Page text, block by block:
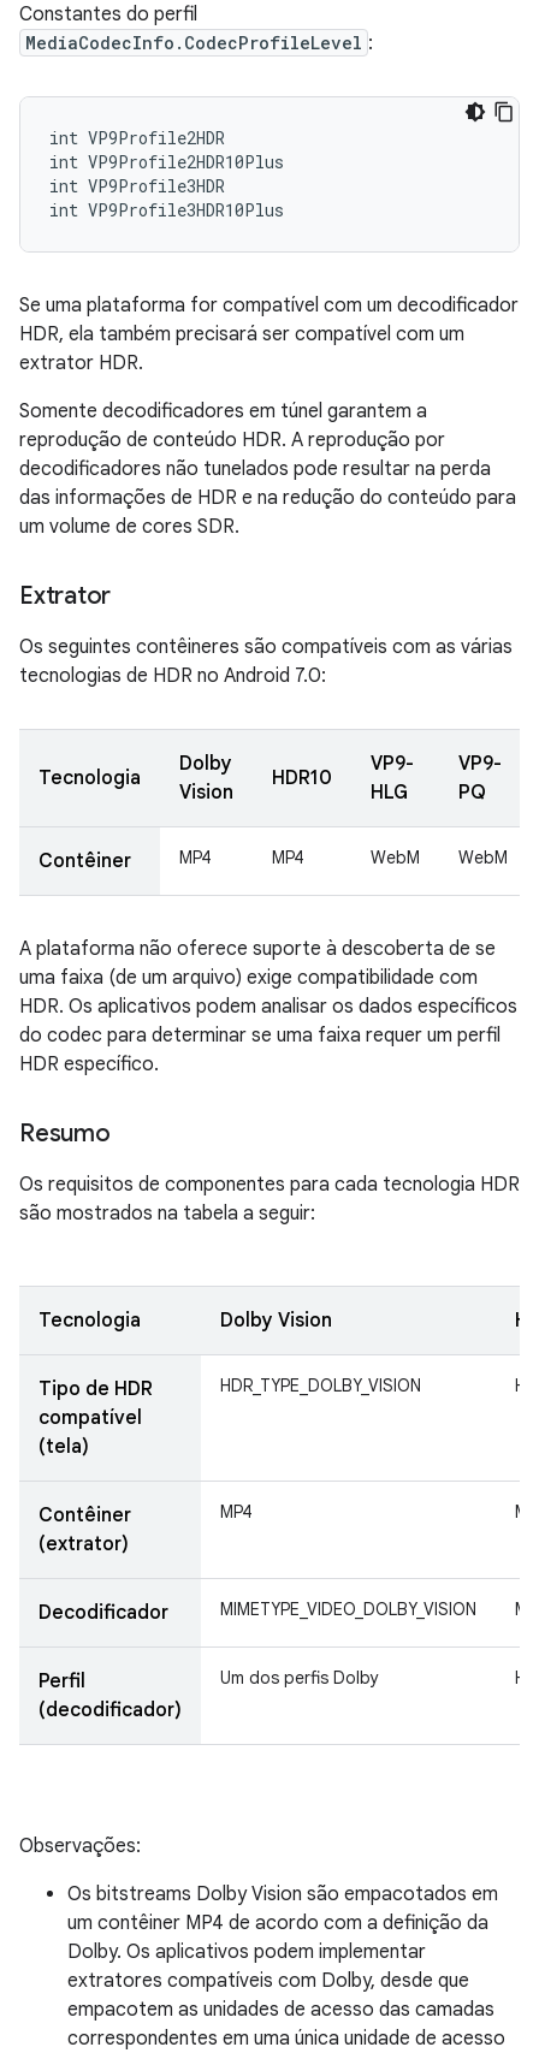
Constantes do perfil
MediaCodecInfo.CodecProfileLevel :
int VP9Profile2HDR
int VP9Profile2HDR10Plus
int VP9Profile3HDR
Se uma plataforma for compatível com um decodificador
HDR, ela também precisará ser compatível com um
extrator HDR.
Somente decodificadores em túnel garantem a
reprodução de conteúdo HDR. A reprodução por
decodificadores não tunelados pode resultar na perda
das informações de HDR e na redução do conteúdo para
um volume de cores SDR.
Extrator
Os seguintes contêineres são compatíveis com as várias
tecnologias de HDR no Android 7.0:
Tecnologia
Dolby
Vision
HDR10
VP9-
HLG
VP9-
PQ
Contêiner MP4 MP4 WebM WebM
A plataforma não oferece suporte à descoberta de se
uma faixa (de um arquivo) exige compatibilidade com
HDR. Os aplicativos podem analisar os dados específicos
do codec para determinar se uma faixa requer um perfil
HDR específico.
Resumo
Os requisitos de componentes para cada tecnologia HDR
são mostrados na tabela a seguir:
Tecnologia Dolby Vision
Tipo de HDR
compatível
(tela)
HDR_TYPE_DOLBY_VISION
Contêiner
(extrator)
MP4
Decodificador MIMETYPE_VIDEO_DOLBY_VISION
Perfil
(decodificador)
Um dos perfis Dolby
Observações:
Os bitstreams Dolby Vision são empacotados em
um contêiner MP4 de acordo com a definição da
Dolby. Os aplicativos podem implementar
extratores compatíveis com Dolby, desde que
empacotem as unidades de acesso das camadas
correspondentes em uma única unidade de acesso